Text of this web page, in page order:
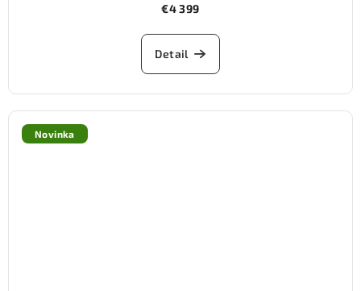
€4 399
Detail
Novinka